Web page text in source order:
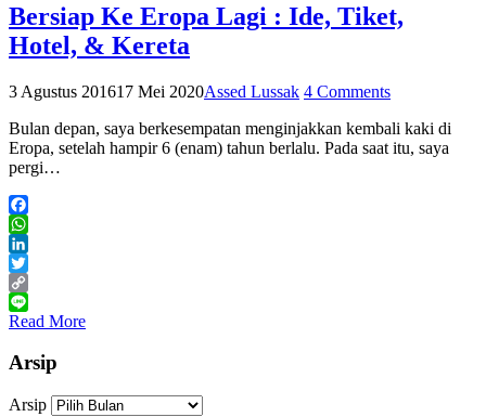
Bersiap Ke Eropa Lagi : Ide, Tiket,
Hotel, & Kereta
3 Agustus 201617 Mei 2020Assed Lussak 4 Comments
Bulan depan, saya berkesempatan menginjakkan kembali kaki di
Eropa, setelah hampir 6 (enam) tahun berlalu. Pada saat itu, saya
pergi…
Facebook
WhatsApp
LinkedIn
Twitter
Copy
Link
Line
Read More
Arsip
Arsip